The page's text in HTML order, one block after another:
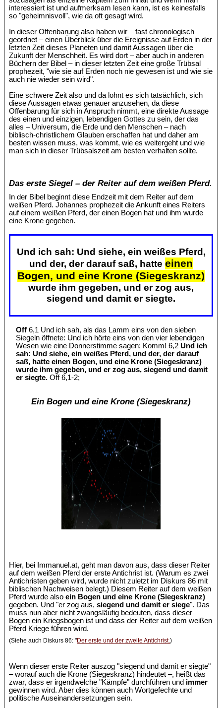
interessiert ist und aufmerksam lesen kann, ist es keinesfalls
so "geheimnisvoll", wie da oft gesagt wird.
In dieser Offenbarung also haben wir – fast chronologisch
geordnet – einen Überblick über die Ereignisse auf Erden in der
letzten Zeit dieses Planeten und damit Aussagen über die
Zukunft der Menschheit. Es wird dort – aber auch in anderen
Büchern der Bibel – in dieser letzten Zeit eine große Trübsal
prophezeit, "wie sie auf Erden noch nie gewesen ist und wie sie
auch nie wieder sein wird".
Eine schwere Zeit also und da lohnt es sich tatsächlich, sich
diese Aussagen etwas genauer anzusehen, da diese
Offenbarung für sich in Anspruch nimmt, eine direkte Aussage
des einen und einzigen, lebendigen Gottes zu sein, der das
alles – Universum, die Erde und den Menschen – nach
biblisch-christlichem Glauben erschaffen hat und daher am
besten wissen muss, was kommt, wie es weitergeht und wie
man sich in dieser Trübsalszeit am besten verhalten sollte.
Das erste Siegel – der Reiter auf dem weißen Pferd.
In der Bibel beginnt diese Endzeit mit dem Reiter auf dem
weißen Pferd. Johannes prophezeit die Ankunft eines Reiters
auf einem weißen Pferd, der einen Bogen hat und ihm wurde
eine Krone gegeben.
Und ich sah: Und siehe, ein weißes Pferd,
und der, der darauf saß, hatte einen
Bogen, und eine Krone (Siegeskranz)
wurde ihm gegeben, und er zog aus,
siegend und damit er siegte.
Off 6,1 Und ich sah, als das Lamm eins von den sieben
Siegeln öffnete: Und ich hörte eins von den vier lebendigen
Wesen wie eine Donnerstimme sagen: Komm! 6,2Und ich
sah: Und siehe, ein weißes Pferd, und der, der darauf
saß, hatte einen Bogen, und eine Krone (Siegeskranz)
wurde ihm gegeben, und er zog aus, siegend und damit
er siegte. Off 6,1-2;
Ein Bogen und eine Krone (Siegeskranz)
Hier, bei Immanuel.at, geht man davon aus, dass dieser Reiter
auf dem weißen Pferd der erste Antichrist ist. (Warum es zwei
Antichristen geben wird, wurde nicht zuletzt im Diskurs 86 mit
biblischen Nachweisen belegt.) Diesem Reiter auf dem weißen
Pferd wurde alsoein Bogen und eine Krone (Siegeskranz)
gegeben. Und "er zog aus,siegend und damit er siege". Das
muss nun aber nicht zwangsläufig bedeuten, dass dieser
Bogen ein Kriegsbogen ist und dass der Reiter auf dem weißen
Pferd Kriege führen wird.
(Siehe auch Diskurs 86: "Der erste und der zweite Antichrist.)
Wenn dieser erste Reiter auszog "siegend und damit er siegte"
– worauf auch die Krone (Siegeskranz) hindeutet –, heißt das
zwar, dass er irgendwelche "Kämpfe" durchführen und immer
gewinnen wird. Aber dies können auch Wortgefechte und
politische Auseinandersetzungen sein.